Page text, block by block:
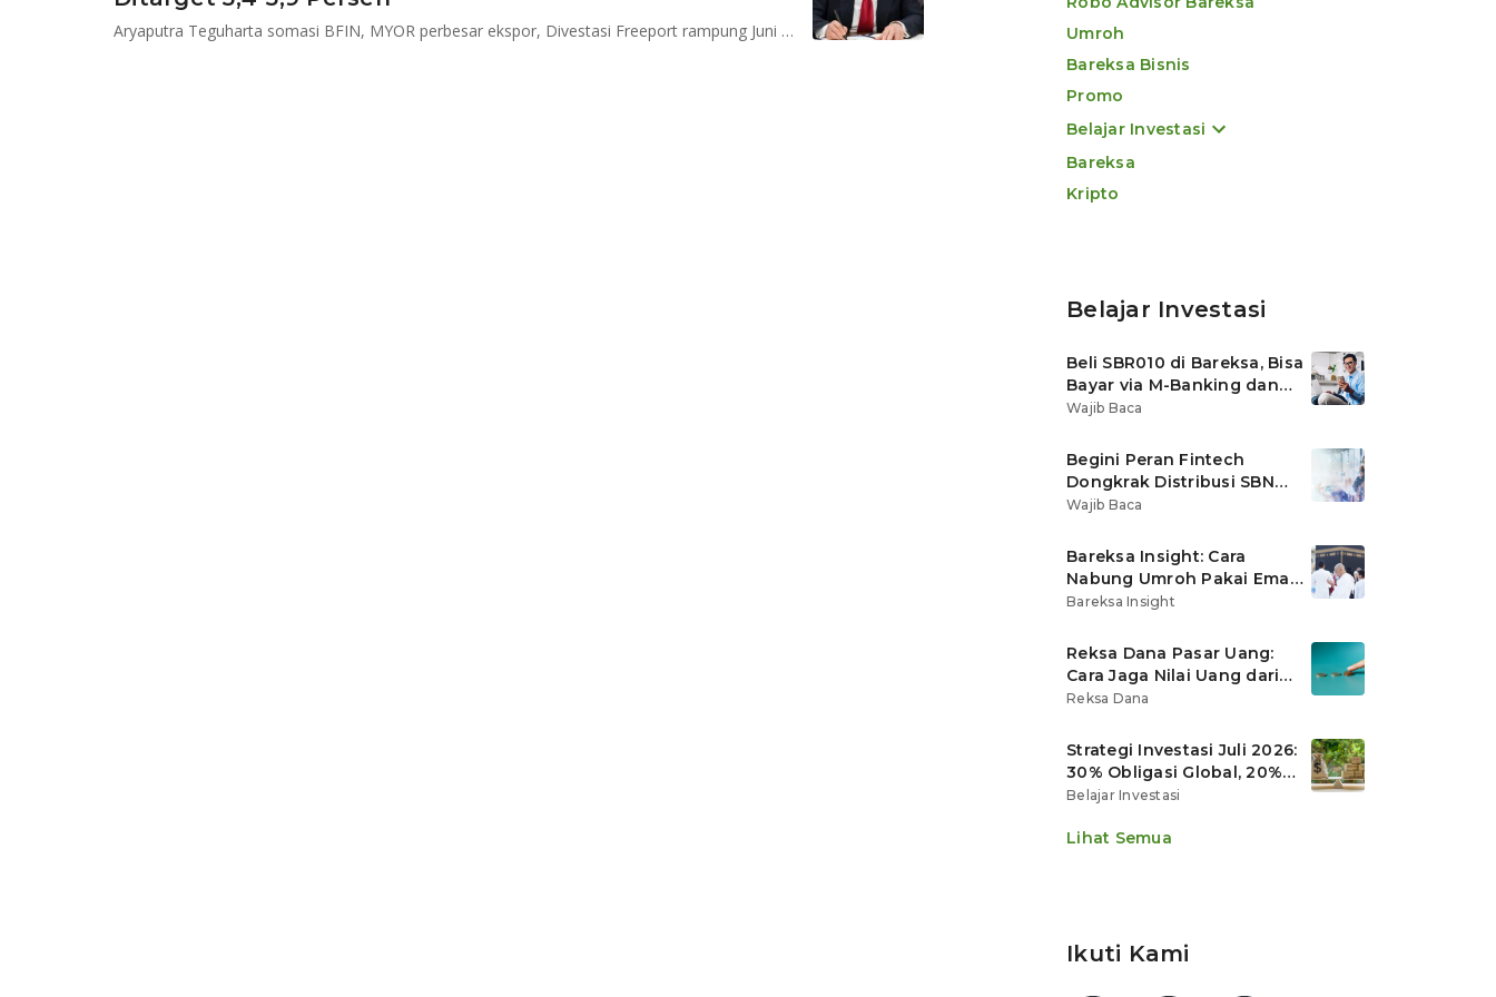
Aryaputra Teguharta somasi BFIN, MYOR perbesar ekspor, Divestasi Freeport rampung Juni 2018
Umroh
Bareksa Bisnis
Promo
Belajar Investasi
Bareksa
Kripto
Belajar Investasi
Beli SBR010 di Bareksa, Bisa
Bayar via M-Banking dan
OVO di Tokopedia
Wajib Baca
Begini Peran Fintech
Dongkrak Distribusi SBN
Ritel
Wajib Baca
Bareksa Insight: Cara
Nabung Umroh Pakai Emas
Digital agar Nilainya
Bareksa Insight
Reksa Dana Pasar Uang:
Cara Jaga Nilai Uang dari
Gerusan Inflasi
Reksa Dana
Strategi Investasi Juli 2026:
30% Obligasi Global, 20%
Emas, Saham Ekspor Jadi
Belajar Investasi
Lihat Semua
Ikuti Kami